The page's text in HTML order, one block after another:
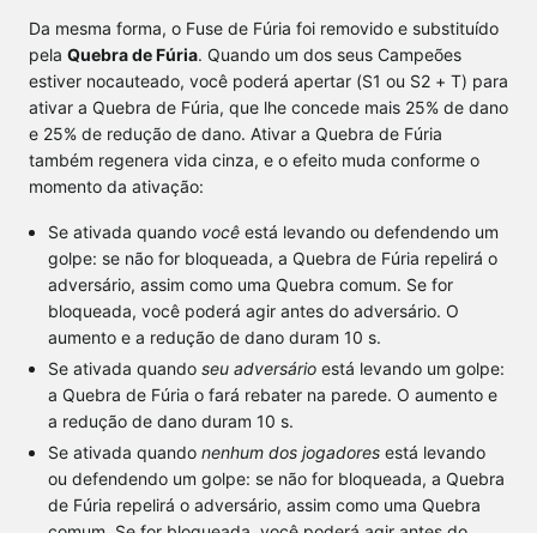
Da mesma forma, o Fuse de Fúria foi removido e substituído
pela Quebra de Fúria. Quando um dos seus Campeões
estiver nocauteado, você poderá apertar (S1 ou S2 + T) para
ativar a Quebra de Fúria, que lhe concede mais 25% de dano
e 25% de redução de dano. Ativar a Quebra de Fúria
também regenera vida cinza, e o efeito muda conforme o
momento da ativação:
Se ativada quando você está levando ou defendendo um
golpe: se não for bloqueada, a Quebra de Fúria repelirá o
adversário, assim como uma Quebra comum. Se for
bloqueada, você poderá agir antes do adversário. O
aumento e a redução de dano duram 10 s.
Se ativada quando seu adversário está levando um golpe:
a Quebra de Fúria o fará rebater na parede. O aumento e
a redução de dano duram 10 s.
Se ativada quando nenhum dos jogadores está levando
ou defendendo um golpe: se não for bloqueada, a Quebra
de Fúria repelirá o adversário, assim como uma Quebra